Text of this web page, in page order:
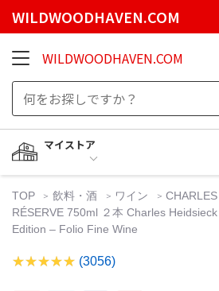
WILDWOODHAVEN.COM
WILDWOODHAVEN.COM
マイストア
TOP 飲料・酒 ワイン
RÉSERVE 750ml ２本 Charles
Edition – Folio Fine Wine
(3056)